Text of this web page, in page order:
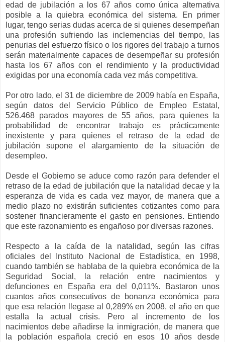
edad de jubilación a los 67 años como única alternativa
posible a la quiebra económica del sistema. En primer
lugar, tengo serias dudas acerca de si quienes desempeñan
una profesión sufriendo las inclemencias del tiempo, las
penurias del esfuerzo físico o los rigores del trabajo a turnos
serán materialmente capaces de desempeñar su profesión
hasta los 67 años con el rendimiento y la productividad
exigidas por una economía cada vez más competitiva.
Por otro lado, el 31 de diciembre de 2009 había en España,
según datos del Servicio Público de Empleo Estatal,
526.468 parados mayores de 55 años, para quienes la
probabilidad de encontrar trabajo es prácticamente
inexistente y para quienes el retraso de la edad de
jubilación supone el alargamiento de la situación de
desempleo.
Desde el Gobierno se aduce como razón para defender el
retraso de la edad de jubilación que la natalidad decae y la
esperanza de vida es cada vez mayor, de manera que a
medio plazo no existirán suficientes cotizantes como para
sostener financieramente el gasto en pensiones. Entiendo
que este razonamiento es engañoso por diversas razones.
Respecto a la caída de la natalidad, según las cifras
oficiales del Instituto Nacional de Estadística, en 1998,
cuando también se hablaba de la quiebra económica de la
Seguridad Social, la relación entre nacimientos y
defunciones en España era del 0,011%. Bastaron unos
cuantos años consecutivos de bonanza económica para
que esa relación llegase al 0,289% en 2008, el año en que
estalla la actual crisis. Pero al incremento de los
nacimientos debe añadirse la inmigración, de manera que
la población española creció en esos 10 años desde